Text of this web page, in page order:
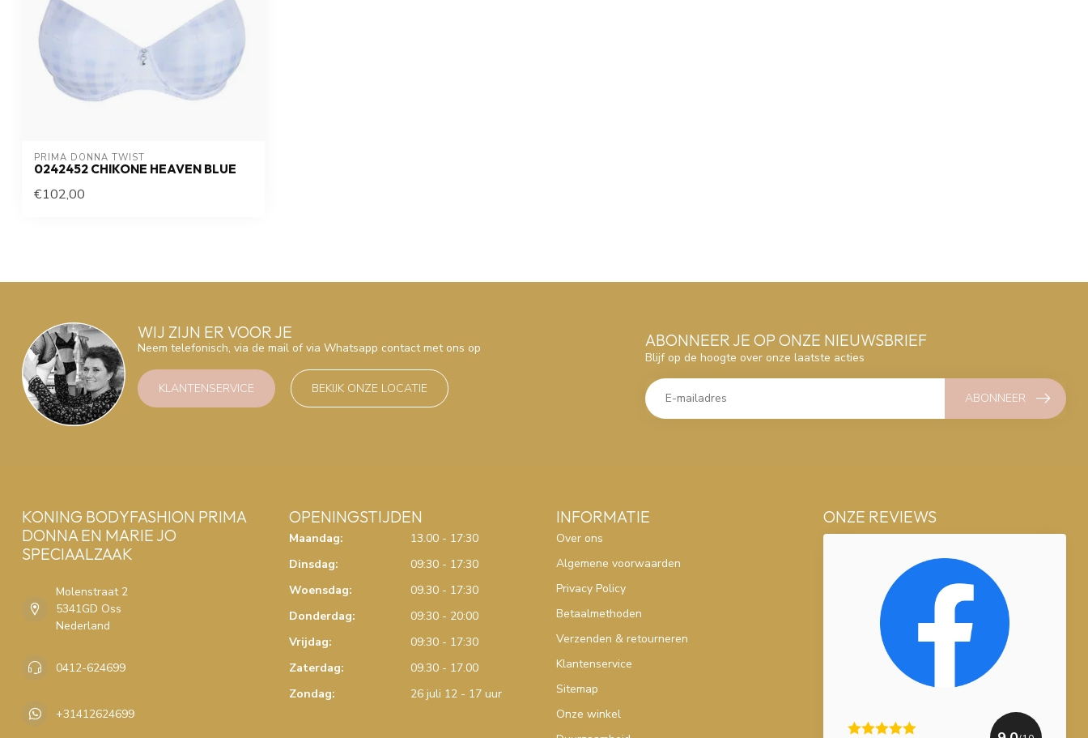
PRIMA DONNA TWIST
0242452 CHIKONE HEAVEN BLUE
€102,00
WIJ ZIJN ER VOOR JE
Neem telefonisch, via de mail of via Whatsapp contact met ons op
KLANTENSERVICE BEKIJK ONZE LOCATIE
ABONNEER JE OP ONZE NIEUWSBRIEF
Blijf op de hoogte over onze laatste acties
ABONNEER
KONING BODYFASHION PRIMA
DONNA EN MARIE JO
SPECIAALZAAK
Molenstraat 2
5341GD Oss
Nederland
0412-624699
+31412624699
OPENINGSTIJDEN
Maandag:
13.00 - 17:30
Dinsdag:
09:30 - 17:30
Woensdag:
09.30 - 17:30
Donderdag:
09:30 - 20:00
Vrijdag:
09:30 - 17:30
Zaterdag:
09.30 - 17.00
Zondag:
26 juli 12 - 17 uur
INFORMATIE
Over ons
Algemene voorwaarden
Privacy Policy
Betaalmethoden
Verzenden & retourneren
Klantenservice
Sitemap
Onze winkel
ONZE REVIEWS